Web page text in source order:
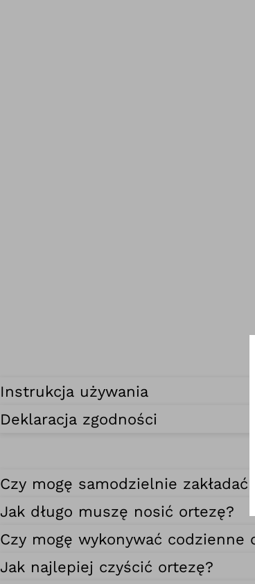
Instrukcja używania
Deklaracja zgodności
Czy mogę samodzielnie zakładać
Jak długo muszę nosić ortezę?
Czy mogę wykonywać codzienne
Jak najlepiej czyścić ortezę?